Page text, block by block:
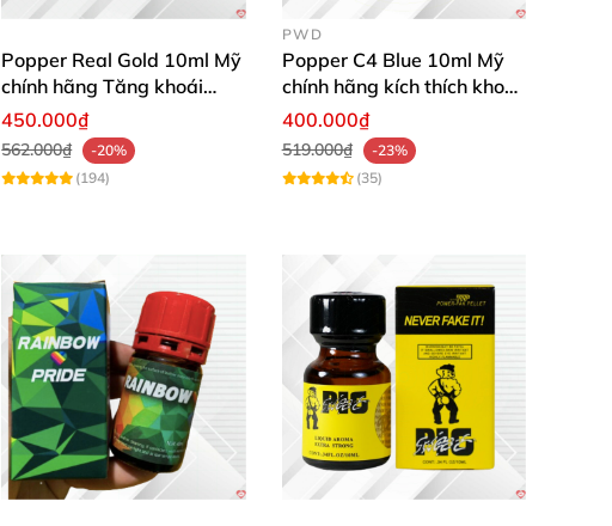
Popper Real Gold 10ml Mỹ
chính hãng Tăng khoái
cảm ngất ngây
450.000₫
562.000₫
-20%
(194)
PWD
Popper C4 Blue 10ml Mỹ
chính hãng kích thích khoái
cảm mạnh
400.000₫
519.000₫
-23%
(35)